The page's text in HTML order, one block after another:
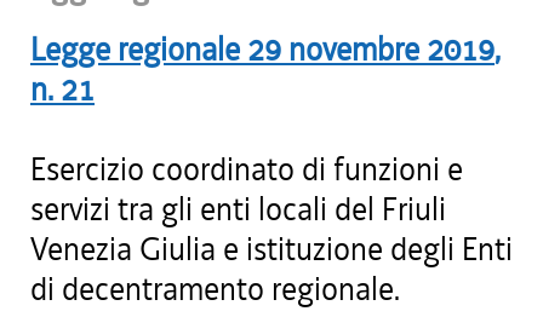
Legge regionale 29 novembre 2019,
n. 21
Esercizio coordinato di funzioni e
servizi tra gli enti locali del Friuli
Venezia Giulia e istituzione degli Enti
di decentramento regionale.